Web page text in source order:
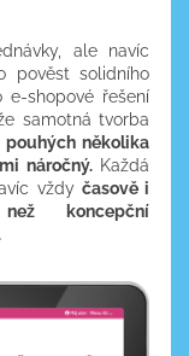
ale navíc
pověst solidního
e-shopové řešení
samotná tvorba
několika
náročný. Každá
vždyčasově i
koncepční